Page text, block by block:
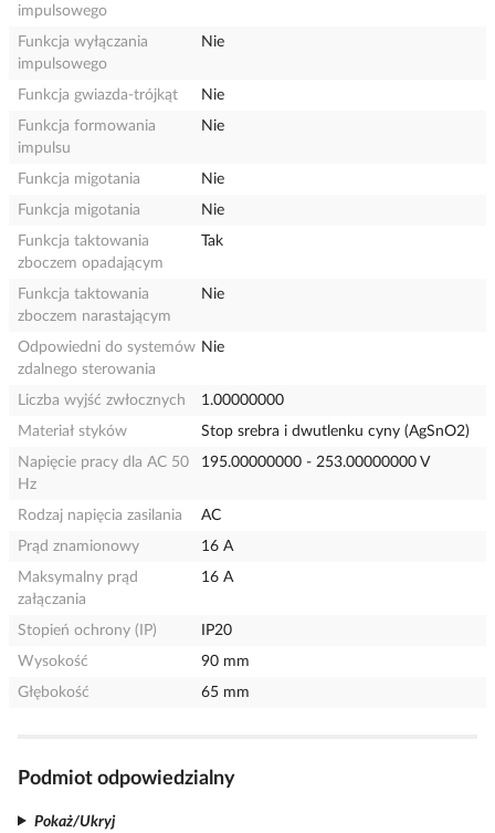
impulsowego
Funkcja wyłączania
impulsowego
Nie
Funkcja gwiazda-trójkąt
Nie
Funkcja formowania
impulsu
Nie
Funkcja migotania
Nie
Funkcja migotania
Nie
Funkcja taktowania
zboczem opadającym
Tak
Funkcja taktowania
zboczem narastającym
Nie
Odpowiedni do systemów
zdalnego sterowania
Nie
Liczba wyjść zwłocznych
1.00000000
Materiał styków
Stop srebra i dwutlenku cyny (AgSnO2)
Napięcie pracy dla AC 50
Hz
195.00000000 - 253.00000000 V
Rodzaj napięcia zasilania
AC
Prąd znamionowy
16 A
Maksymalny prąd
załączania
16 A
Stopień ochrony (IP)
IP20
Wysokość
90 mm
Głębokość
65 mm
Podmiot odpowiedzialny
Pokaż/Ukryj